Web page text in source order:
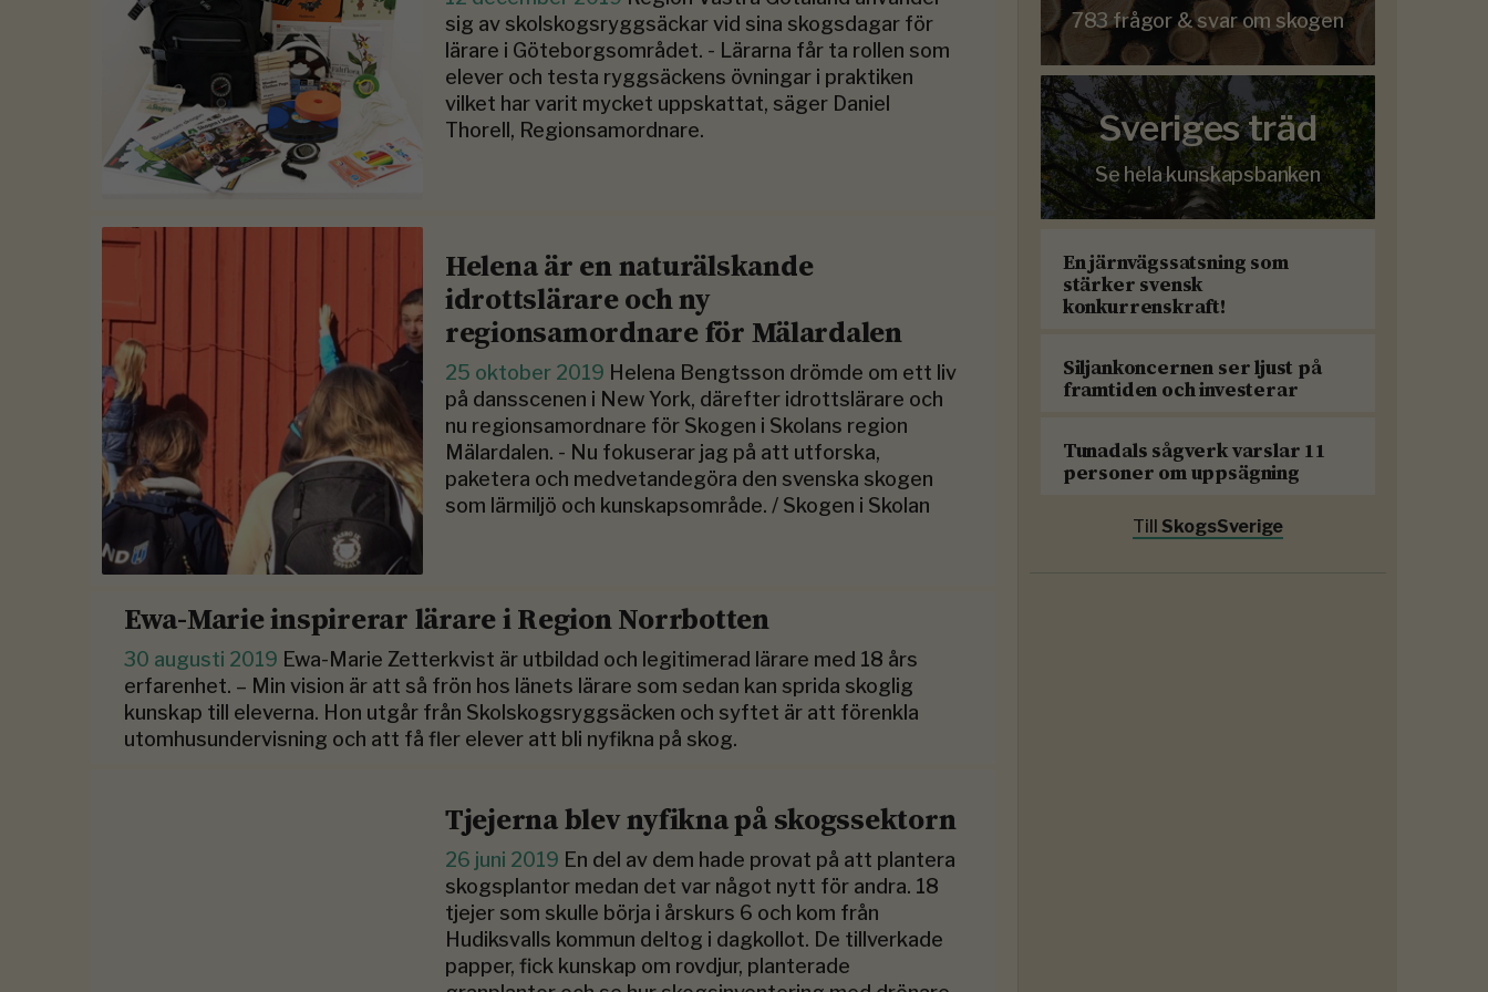
sig av skolskogsryggsäckar vid sina skogsdagar för
lärare i Göteborgsområdet. - Lärarna får ta rollen som
elever och testa ryggsäckens övningar i praktiken
vilket har varit mycket uppskattat, säger Daniel
Thorell, Regionsamordnare.
Helena är en naturälskande
idrottslärare och ny
regionsamordnare för Mälardalen
25 oktober 2019 Helena Bengtsson drömde om ett liv
på dansscenen i New York, därefter idrottslärare och
nu regionsamordnare för Skogen i Skolans region
Mälardalen. - Nu fokuserar jag på att utforska,
paketera och medvetandegöra den svenska skogen
som lärmiljö och kunskapsområde. / Skogen i Skolan
Ewa-Marie inspirerar lärare i Region Norrbotten
30 augusti 2019 Ewa-Marie Zetterkvist är utbildad och legitimerad lärare med 18 års
erfarenhet. – Min vision är att så frön hos länets lärare som sedan kan sprida skoglig
kunskap till eleverna. Hon utgår från Skolskogsryggsäcken och syftet är att förenkla
utomhusundervisning och att få fler elever att bli nyfikna på skog.
Tjejerna blev nyfikna på skogssektorn
26 juni 2019 En del av dem hade provat på att plantera
skogsplantor medan det var något nytt för andra. 18
tjejer som skulle börja i årskurs 6 och kom från
Hudiksvalls kommun deltog i dagkollot. De tillverkade
papper, fick kunskap om rovdjur, planterade
783 frågor & svar om skogen
Sveriges träd
Se hela kunskapsbanken
En järnvägssatsning som
stärker svensk
konkurrenskraft!
Siljankoncernen ser ljust på
framtiden och investerar
Tunadals sågverk varslar 11
personer om uppsägning
Till SkogsSverige